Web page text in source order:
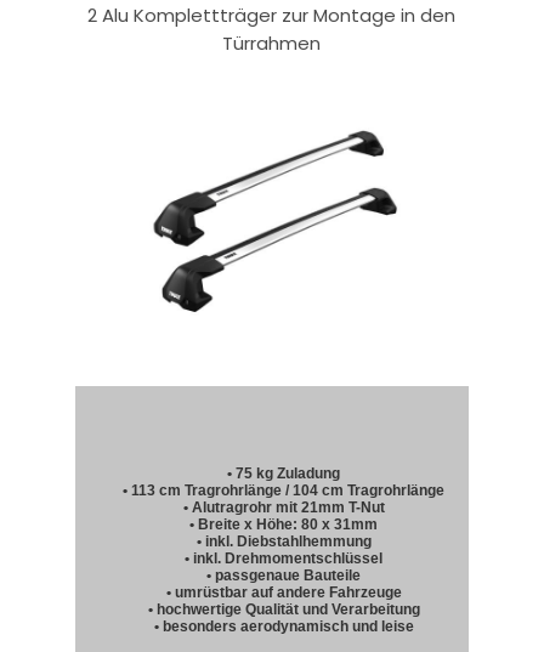
2 Alu Komplettträger zur Montage in den
Türrahmen
• 75 kg Zuladung
• 113 cm Tragrohrlänge / 104 cm Tragrohrlänge
• Alutragrohr mit 21mm T-Nut
• Breite x Höhe: 80 x 31mm
• inkl. Diebstahlhemmung
• inkl. Drehmomentschlüssel
• passgenaue Bauteile
• umrüstbar auf andere Fahrzeuge
• hochwertige Qualität und Verarbeitung
• besonders aerodynamisch und leise